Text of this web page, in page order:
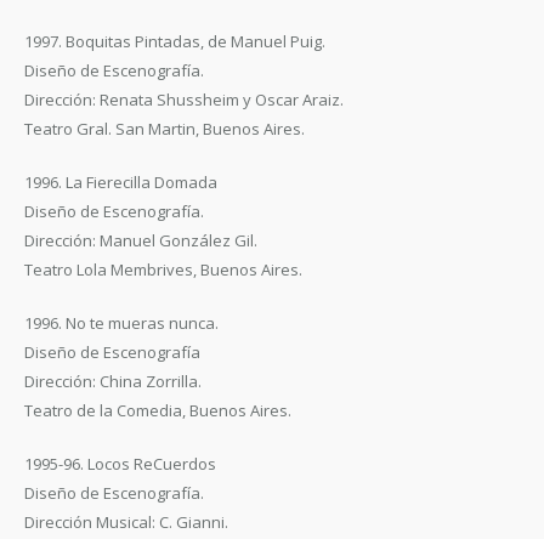
1997. Boquitas Pintadas, de Manuel Puig.
Diseño de Escenografía.
Dirección: Renata Shussheim y Oscar Araiz.
Teatro Gral. San Martin, Buenos Aires.
1996. La Fierecilla Domada
Diseño de Escenografía.
Dirección: Manuel González Gil.
Teatro Lola Membrives, Buenos Aires.
1996. No te mueras nunca.
Diseño de Escenografía
Dirección: China Zorrilla.
Teatro de la Comedia, Buenos Aires.
1995-96. Locos ReCuerdos
Diseño de Escenografía.
Dirección Musical: C. Gianni.